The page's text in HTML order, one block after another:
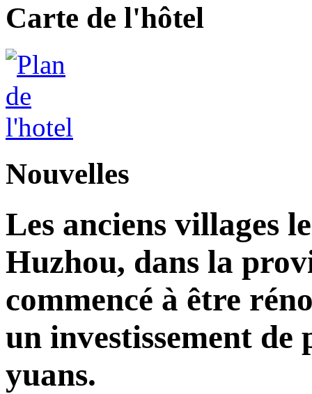
Carte de l'hôtel
Nouvelles
Les anciens villages
Huzhou, dans la
commencé à être
un investissement
yuans.